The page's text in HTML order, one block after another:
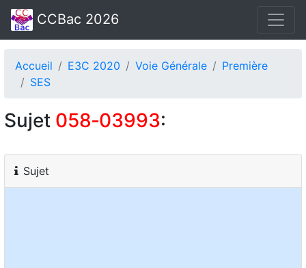
CCBac 2026
Accueil E3C 2020 Voie Générale
Première
SES
Sujet 058‑03993:
Sujet